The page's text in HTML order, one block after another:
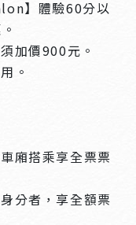
】體驗60分以
加價900元。
。
廂搭乘享全票票
分者，享全額票